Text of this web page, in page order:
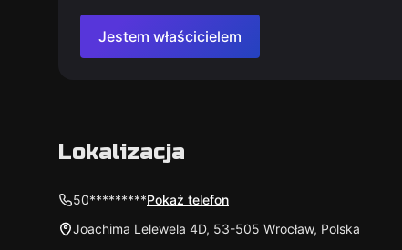
Jestem właścicielem
Lokalizacja
50*********Pokaż telefon
Joachima Lelewela 4D, 53-505 Wrocław, Polska